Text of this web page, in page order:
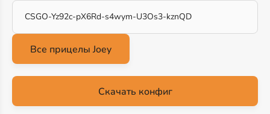
CSGO-Yz92c-pX6Rd-s4wym-U3Os3-kznQD
Скачать конфиг